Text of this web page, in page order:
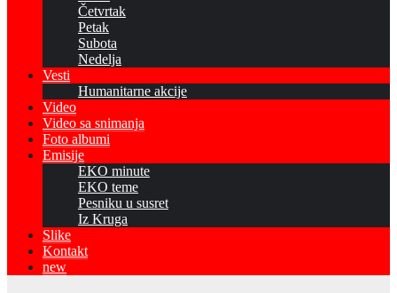
Četvrtak
Petak
Subota
Nedelja
Vesti
Humanitarne akcije
Video
Video sa snimanja
Foto albumi
Emisije
EKO minute
EKO teme
Pesniku u susret
Iz Kruga
Slike
Kontakt
new